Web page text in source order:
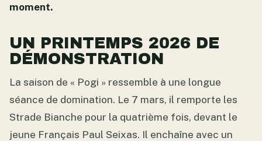
moment.
UN PRINTEMPS 2026 DE
DÉMONSTRATION
La saison de « Pogi » ressemble à une longue
séance de domination. Le 7 mars, il remporte les
Strade Bianche pour la quatrième fois, devant le
jeune Français Paul Seixas. Il enchaîne avec un